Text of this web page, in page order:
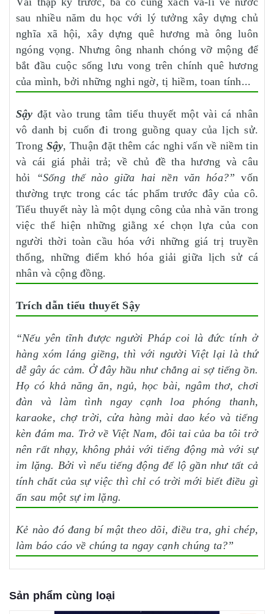
sau nhiều năm du học với lý tưởng xây dựng chủ
nghĩa xã hội, xây dựng quê hương mà ông luôn
ngóng vọng. Nhưng ông nhanh chóng vỡ mộng để
bắt đầu cuộc sống lưu vong trên chính quê hương
của mình, bởi những nghi ngờ, tị hiềm, toan tính...
Sậy đặt vào trung tâm tiểu thuyết một vài cá nhân
vô danh bị cuốn đi trong guồng quay của lịch sử.
Trong Sậy, Thuận đặt thêm các nghi vấn về niềm tin
và cái giá phải trả; về chủ đề tha hương và câu
hỏi
“Sống thế nào giữa hai nền văn hóa?” vốn
thường trực trong các tác phẩm trước đây của cô.
Tiểu thuyết này là một dụng công của nhà văn trong
việc thể hiện những giằng xé chọn lựa của con
người thời toàn cầu hóa với những giá trị truyền
thống, những điểm khó hóa giải giữa lịch sử cá
nhân và cộng đồng.
Trích dẫn tiểu thuyết Sậy
“Nếu yên tĩnh được người Pháp coi là đức tính ở
hàng xóm láng giềng, thì với người Việt lại là thứ
dễ gây ác cảm. Ở đây hầu như chẳng ai sợ tiếng ồn.
Họ có khả năng ăn, ngủ, học bài, ngâm thơ, chơi
đàn và làm tình ngay cạnh loa phóng thanh,
karaoke, chợ trời, cửa hàng mài dao kéo và tiếng
kèn đám ma. Trở về Việt Nam, đôi tai của ba tôi trở
nên rất nhạy, không phải với tiếng động mà với sự
im lặng. Bởi vì nếu tiếng động để lộ gần như tất cả
tính chất của sự việc thì chỉ có trời mới biết điều gì
ẩn sau một sự im lặng.
Kẻ nào đó đang bí mật theo dõi, điều tra, ghi chép,
làm báo cáo về chúng ta ngay cạnh chúng ta?”
Sản phẩm cùng loại